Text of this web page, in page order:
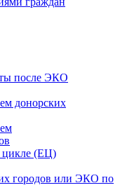
после ЭКО
донорских
цикле (ЕЦ)
городов или ЭКО по